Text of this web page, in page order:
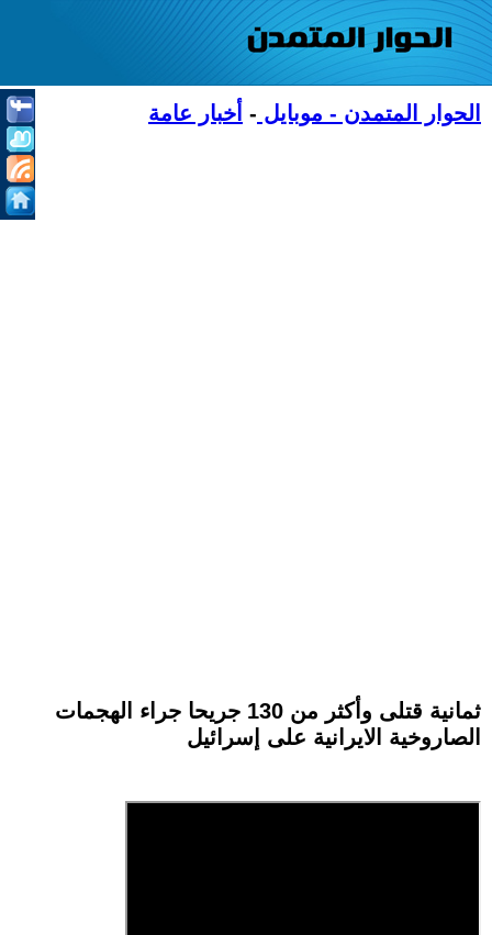
الحوار المتمدن - موبايل - أخبار عامة
ثمانية قتلى وأكثر من 130 جريحا جراء الهجمات
الصاروخية الايرانية على إسرائيل